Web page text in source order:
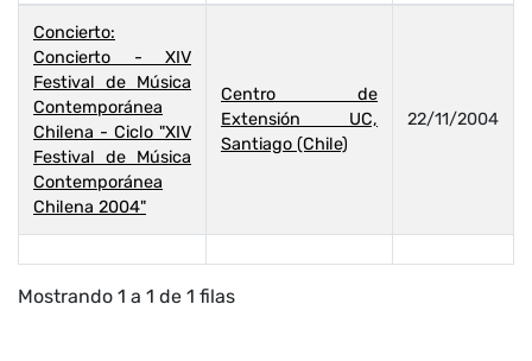
Concierto:
Concierto - XIV
Festival de Música
Contemporánea
Chilena - Ciclo "XIV
Festival de Música
Contemporánea
Chilena 2004"
Centro de
Extensión UC,
Santiago (Chile)
22/11/2004
Mostrando 1 a 1 de 1 filas